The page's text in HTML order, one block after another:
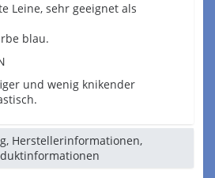
Leine, sehr geeignet als
blau.
und wenig knikender
Herstellerinformationen,